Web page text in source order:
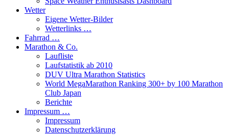
Wetter
Eigene Wetter-Bilder
Wetterlinks …
Fahrrad …
Marathon & Co.
Laufliste
Laufstatistik ab 2010
DUV Ultra Marathon Statistics
World MegaMarathon Ranking 300+ by 100 Marathon
Club Japan
Berichte
Impressum …
Impressum
Datenschutzerklärung